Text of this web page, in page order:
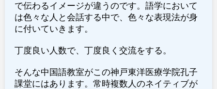
で伝わるイメージが違うのです。語学において
は色々な人と会話する中で、色々な表現法が身
に付いていきます。
丁度良い人数で、丁度良く交流をする。
そんな中国語教室がこの神戸東洋医療学院孔子
課堂にはあります。常時複数人のネイティブが